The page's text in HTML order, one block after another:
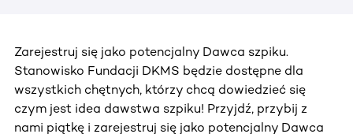
Zarejestruj się jako potencjalny Dawca szpiku.
Stanowisko Fundacji DKMS będzie dostępne dla
wszystkich chętnych, którzy chcą dowiedzieć się
czym jest idea dawstwa szpiku! Przyjdź, przybij z
nami piątkę i zarejestruj się jako potencjalny Dawca